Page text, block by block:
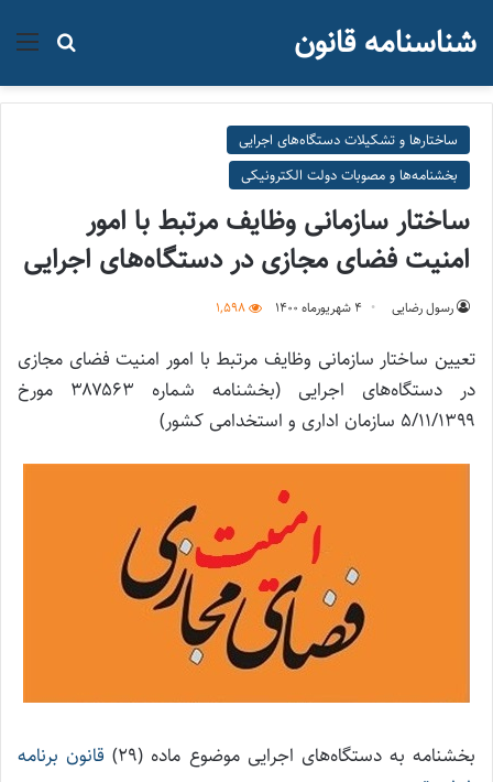
جستجو شناسنامه قانون
ساختارها و تشکیلات دستگاه‌های اجرایی
بخشنامه‌ها و مصوبات دولت الکترونیکی
ساختار سازمانی وظایف مرتبط با امور
امنیت فضای مجازی در دستگاه‌های اجرایی
رسول رضایی ۴ شهریور‌ماه ۱۴۰۰ 1,598
تعیین ساختار سازمانی وظایف مرتبط با امور امنیت فضای مجازی
در دستگاه‌های اجرایی (بخشنامه شماره ۳۸۷۵۶۳ مورخ
۵/۱۱/۱۳۹۹ سازمان اداری و استخدامی کشور)
بخشنامه به دستگاه‌های اجرایی موضوع ماده (۲۹)
قانون برنامه